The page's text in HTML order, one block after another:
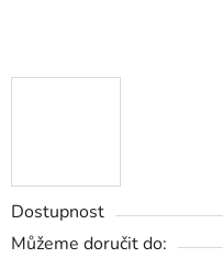
Dostupnost
Můžeme doručit do: